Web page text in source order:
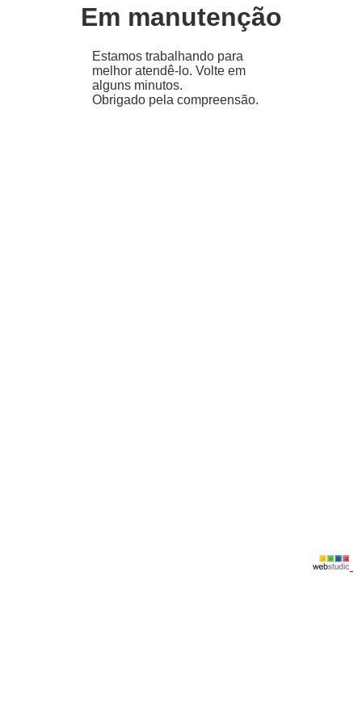
Em manutenção
Estamos trabalhando para
melhor atendê-lo. Volte em
alguns minutos.
Obrigado pela compreensão.